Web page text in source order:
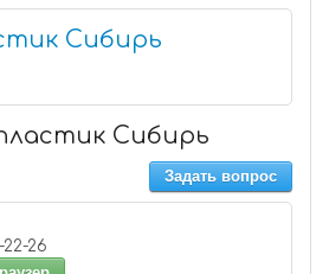
Сибирь
Сибирь
Задать вопрос
56-22-26